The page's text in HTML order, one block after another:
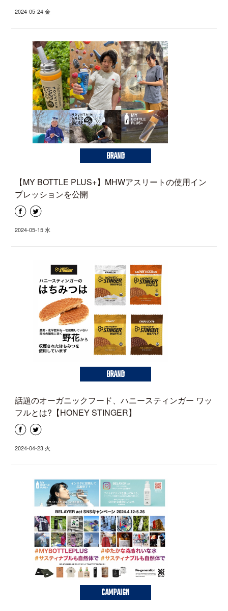
2024-05-24 金
BRAND
【MY BOTTLE PLUS+】MHWアスリートの使用イン
プレッションを公開
2024-05-15 水
BRAND
話題のオーガニックフード、ハニースティンガー ワッ
フルとは?【HONEY STINGER】
2024-04-23 火
CAMPAIGN